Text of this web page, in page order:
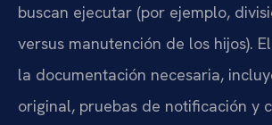
buscan ejecutar (por ejemplo,
versus manutención de los hijos).
la documentación necesaria,
original, pruebas de notificación y